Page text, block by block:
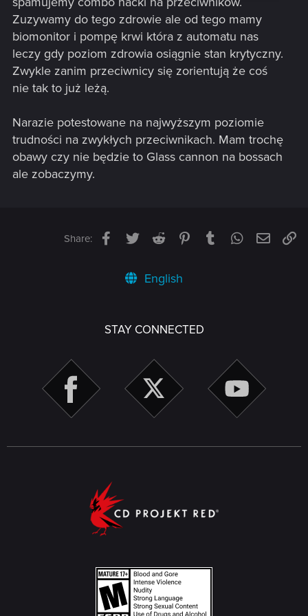
Zuzywamy do tego zdrowie ale od tego mamy
biomonitor i pompę krwi która z automatu nas
leczy gdy poziom zdrowia osiągnie stan krytyczny.
Zwykle zanim przeciwnicy się zorientują że coś
nie tak to już leżą.
Narazie potestowane na najwyższym poziomie
trudności na zwykłych przeciwnikach. Mam trochę
obawy czy nie będzie to Glass cannon na bossach
ale zobaczymy.
Share: Facebook
TwitterReddit PinterestTumblrWhatsApp
Email
English
STAY CONNECTED